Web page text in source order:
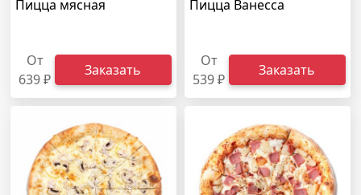
Пицца мясная
От
639 ₽
Заказать
Пицца Ванесса
От
539 ₽
Заказать